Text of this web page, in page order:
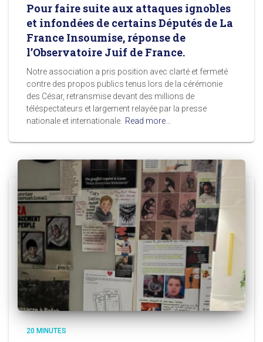
Pour faire suite aux attaques ignobles
et infondées de certains Députés de La
France Insoumise, réponse de
l’Observatoire Juif de France.
Notre association a pris position avec clarté et fermeté
contre des propos publics tenus lors de la cérémonie
des César, retransmise devant des millions de
téléspectateurs et largement relayée par la presse
nationale et internationale. Read more…
20 MINUTES